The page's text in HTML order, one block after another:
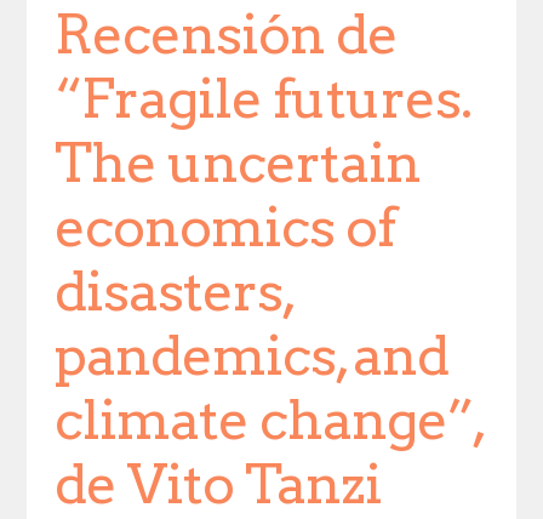
Recensión de
“Fragile futures.
The uncertain
economics of
disasters,
pandemics, and
climate change”,
de Vito Tanzi